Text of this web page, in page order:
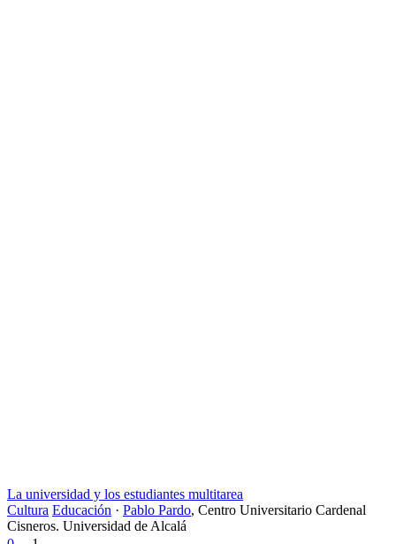
La universidad y los estudiantes multitarea
Cultura Educación · Pablo Pardo, Centro Universitario Cardenal
Cisneros. Universidad de Alcalá